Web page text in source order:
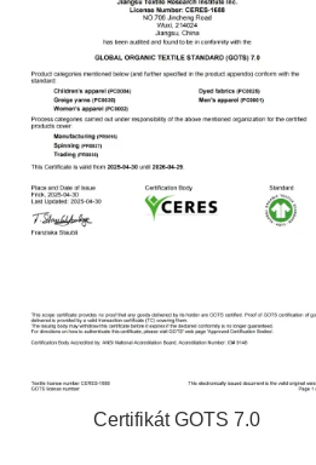
Certifikát GOTS 7.0